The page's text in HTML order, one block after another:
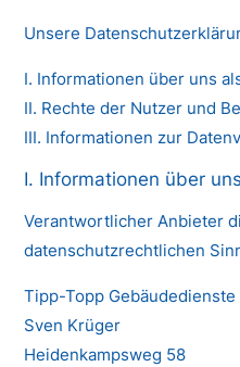
Unsere
I. Informationen über uns
II. Rechte der Nutzer und
III. Informationen zur
I. Informationen über
Verantwortlicher Anbieter
datenschutzrechtlichen
Tipp-Topp Gebäudedienste
Sven Krüger
Heidenkampsweg 58